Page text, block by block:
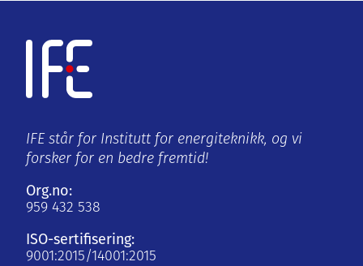
IFE står for Institutt for energiteknikk, og vi
forsker for en bedre fremtid!
Org.no:
959 432 538
ISO-sertifisering:
9001:2015/14001:2015